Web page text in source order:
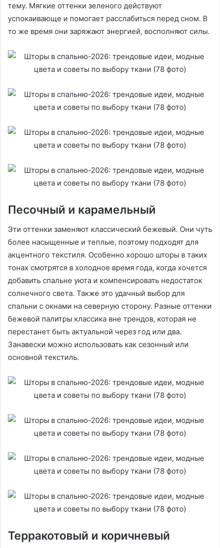
тему. Мягкие оттенки зеленого действуют
успокаивающе и помогает расслабиться перед сном. В
то же время они заряжают энергией, восполняют силы.
Песочный и карамельный
Эти оттенки заменяют классический бежевый. Они чуть
более насыщенные и теплые, поэтому подходят для
акцентного текстиля. Особенно хорошо шторы в таких
тонах смотрятся в холодное время года, когда хочется
добавить спальне уюта и компенсировать недостаток
солнечного света. Также это удачный выбор для
спальни с окнами на северную сторону. Разные оттенки
бежевой палитры классика вне трендов, которая не
перестанет быть актуальной через год или два.
Занавески можно использовать как сезонный или
основной текстиль.
Терракотовый и коричневый